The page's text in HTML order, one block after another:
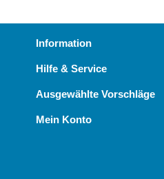
Information
Hilfe & Service
Ausgewählte Vorschläge
Mein Konto